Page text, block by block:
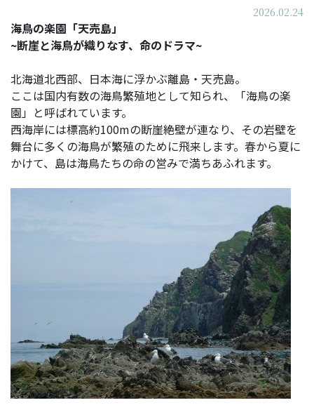
アクセス
お問い合わせ
フォトライブラリー
2026.02.24
海鳥の楽園「天売島」
~断崖と海鳥が織りなす、命のドラマ~
北海道北西部、日本海に浮かぶ離島・天売島。
ここは国内有数の海鳥繁殖地として知られ、「海鳥の楽
園」と呼ばれています。
西海岸には標高約100mの断崖絶壁が連なり、その岩壁を
舞台に多くの海鳥が繁殖のために飛来します。春から夏に
かけて、島は海鳥たちの命の営みで満ちあふれます。